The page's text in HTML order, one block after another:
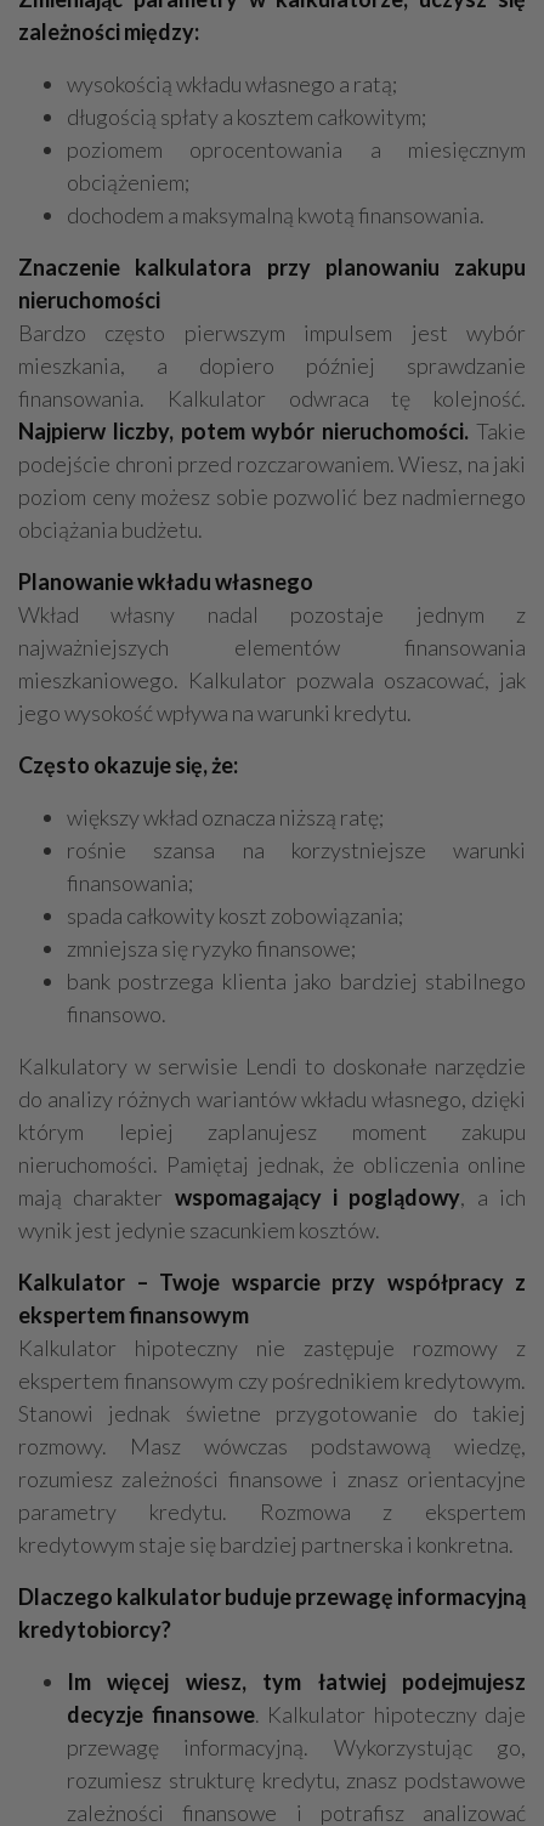
zależności między:
wysokością wkładu własnego a ratą;
długością spłaty a kosztem całkowitym;
poziomem oprocentowania a miesięcznym
obciążeniem;
dochodem a maksymalną kwotą finansowania.
Znaczenie kalkulatora przy planowaniu zakupu
nieruchomości
Bardzo często pierwszym impulsem jest wybór
mieszkania, a dopiero później sprawdzanie
finansowania. Kalkulator odwraca tę kolejność.
Najpierw liczby, potem wybór nieruchomości. Takie
podejście chroni przed rozczarowaniem. Wiesz, na jaki
poziom ceny możesz sobie pozwolić bez nadmiernego
obciążania budżetu.
Planowanie wkładu własnego
Wkład własny nadal pozostaje jednym z
najważniejszych elementów finansowania
mieszkaniowego. Kalkulator pozwala oszacować, jak
jego wysokość wpływa na warunki kredytu.
Często okazuje się, że:
większy wkład oznacza niższą ratę;
rośnie szansa na korzystniejsze warunki
finansowania;
spada całkowity koszt zobowiązania;
zmniejsza się ryzyko finansowe;
bank postrzega klienta jako bardziej stabilnego
finansowo.
Kalkulatory w serwisie Lendi to doskonałe narzędzie
do analizy różnych wariantów wkładu własnego, dzięki
którym lepiej zaplanujesz moment zakupu
nieruchomości. Pamiętaj jednak, że obliczenia online
mają charakter wspomagający i poglądowy, a ich
wynik jest jedynie szacunkiem kosztów.
Kalkulator – Twoje wsparcie przy współpracy z
ekspertem finansowym
Kalkulator hipoteczny nie zastępuje rozmowy z
ekspertem finansowym czy pośrednikiem kredytowym.
Stanowi jednak świetne przygotowanie do takiej
rozmowy. Masz wówczas podstawową wiedzę,
rozumiesz zależności finansowe i znasz orientacyjne
parametry kredytu. Rozmowa z ekspertem
kredytowym staje się bardziej partnerska i konkretna.
Dlaczego kalkulator buduje przewagę informacyjną
kredytobiorcy?
Im więcej wiesz, tym łatwiej podejmujesz
decyzje finansowe. Kalkulator hipoteczny daje
przewagę informacyjną. Wykorzystując go,
rozumiesz strukturę kredytu, znasz podstawowe
zależności finansowe i potrafisz analizować